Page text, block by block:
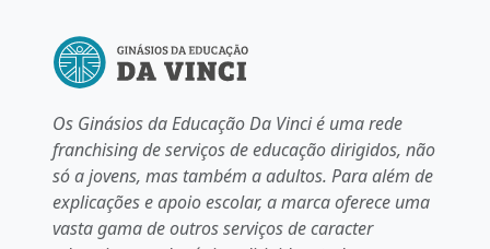
Os Ginásios da Educação Da Vinci é uma rede
franchising de serviços de educação dirigidos, não
só a jovens, mas também a adultos. Para além de
explicações e apoio escolar, a marca oferece uma
vasta gama de outros serviços de caracter